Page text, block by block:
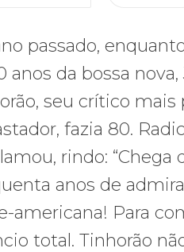
passado,
anos da bossa
seu crítico mais
fazia 80.
rindo: “Chega
anos de
americana! Para
total. Tinhorão